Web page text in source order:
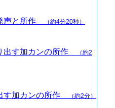
声と所作 （約4分20秒）
出す加カンの所作
（約2
す加カンの所作 （約2分）